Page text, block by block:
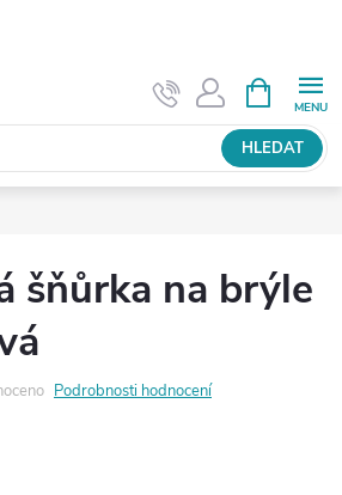
HLEDAT
NÁKUPNÍ
KOŠÍK
šňůrka na brýle
Podrobnosti hodnocení